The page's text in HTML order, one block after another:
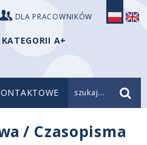
DLA PRACOWNIKÓW
A+
szukaj...
/ Czasopisma